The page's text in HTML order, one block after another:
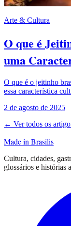
Arte & Cultura
O que é
uma
O que é o jeitinho
essa característica
2 de agosto de 2025
← Ver todos os
Made in Brasilis
Cultura, cidades,
glossários e histórias